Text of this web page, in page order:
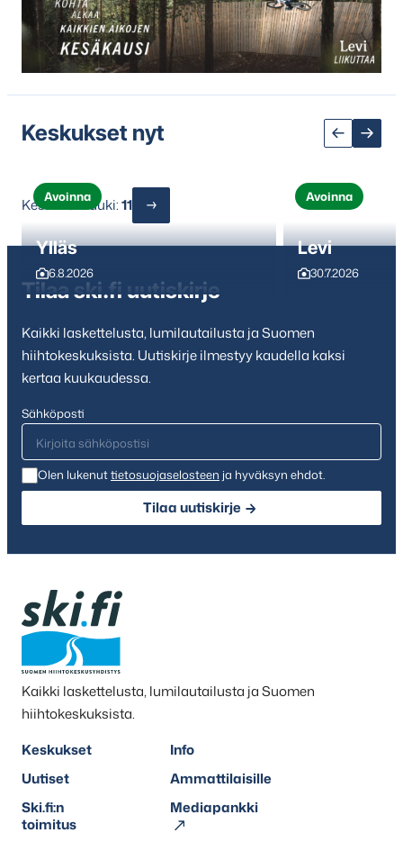
yli
seuraavaan
sisältöön
Keskukset nyt
Ylläs
6.8.2026
Avoinna
Levi
30.7.2026
Avoinna
Keskuksia auki:11
Tilaa ski.fi uutiskirje
Kaikki laskettelusta, lumilautailusta ja Suomen
hiihtokeskuksista. Uutiskirje ilmestyy kaudella kaksi
kertaa kuukaudessa.
Sähköposti
Olen lukenuttietosuojaselosteen ja hyväksyn ehdot.
Tilaa uutiskirje
Kaikki laskettelusta, lumilautailusta ja Suomen
hiihtokeskuksista.
Keskukset
Info
Uutiset
Ammattilaisille
Ski.fi:n
toimitus
Mediapankki